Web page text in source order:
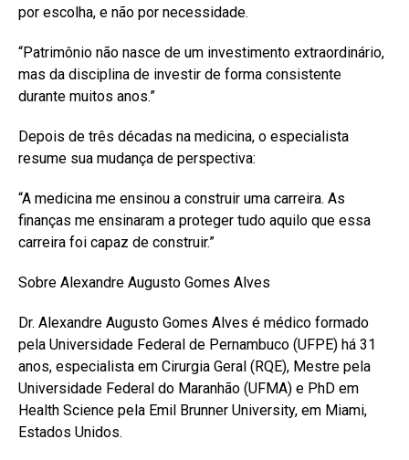
por escolha, e não por necessidade.
“Patrimônio não nasce de um investimento extraordinário,
mas da disciplina de investir de forma consistente
durante muitos anos.”
Depois de três décadas na medicina, o especialista
resume sua mudança de perspectiva:
“A medicina me ensinou a construir uma carreira. As
finanças me ensinaram a proteger tudo aquilo que essa
carreira foi capaz de construir.”
Sobre Alexandre Augusto Gomes Alves
Dr. Alexandre Augusto Gomes Alves é médico formado
pela Universidade Federal de Pernambuco (UFPE) há 31
anos, especialista em Cirurgia Geral (RQE), Mestre pela
Universidade Federal do Maranhão (UFMA) e PhD em
Health Science pela Emil Brunner University, em Miami,
Estados Unidos.